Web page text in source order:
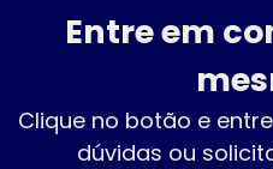
Entre em
Clique no botão e
dúvidas ou